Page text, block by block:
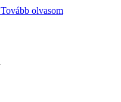
Tovább olvasom